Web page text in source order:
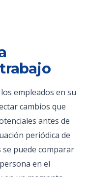
empleados en su
cambios que
antes de
periódica de
puede comparar
en el